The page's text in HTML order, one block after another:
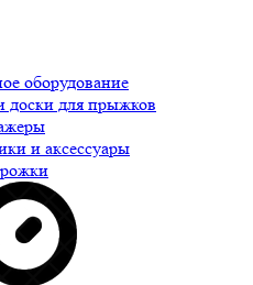
оборудование
доски для прыжков
и аксессуары